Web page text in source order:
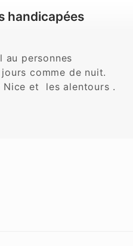
handicapées
au personnes
comme de nuit.
Nice et  les alentours .